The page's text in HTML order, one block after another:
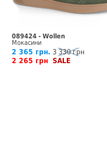
089424 - Wollen
Мокасини
2 365 грн. 3 330 грн
2 265 грн SALE